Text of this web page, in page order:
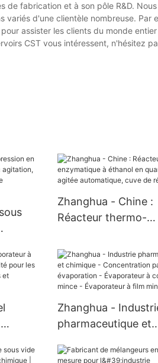
de fabrication et à son pôle R&D. Nous
d'une clientèle nombreuse. Par
assister les clients du monde
CST vous intéressent, n'hésitez
Zhanghua - Chine :
Réacteur thermo-
quartz à cuve agitée
automatique, cuve
réaction.
Zhanghua -
pharmaceutique et
par évaporation -